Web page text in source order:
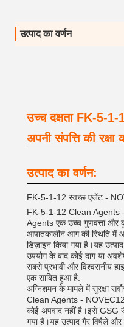
उत्पाद का वर्णन
उच्च दक्षता FK-5-
अपनी संपत्ति की रक्षा
उत्पाद का वर्णन:
FK-5-1-12 स्वच्छ एजेंट -
FK-5-1-12 Clean Agents
Agents एक उच्च गुणवत्ता और
आपातकालीन आग की स्थिति में
डिज़ाइन किया गया है।यह
उपयोग के बाद कोई दाग या
सबसे प्रभावी और विश्वसनीय
एक साबित हुआ है.
अग्निशमन के मामले में सुरक्षा
Clean Agents -
कोई अपवाद नहीं है।इसे GSG जैसे
गया है।यह उत्पाद गैर विषैले